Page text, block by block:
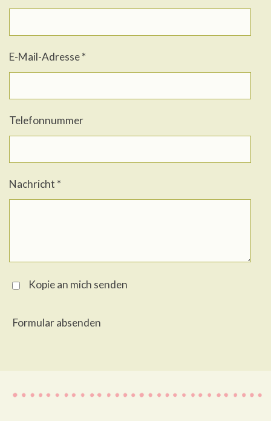
E-Mail-Adresse *
Telefonnummer
Nachricht *
Kopie an mich senden
Formular absenden